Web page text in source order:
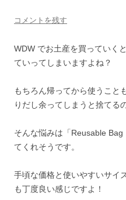
コメントを残す
WDW でお土産を買っていく
ていってしまいますよね？
もちろん帰ってから使うこと
りだし余ってしまうと捨てる
そんな悩みは「Reusable
てくれそうです。
手頃な価格と使いやすいサイ
も丁度良い感じですよ！